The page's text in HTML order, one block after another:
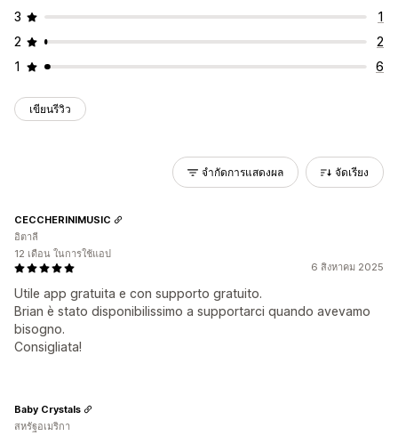
3
1
2
2
1
6
เขียนรีวิว
จำกัดการแสดงผล จัดเรียง
6 สิงหาคม 2025
Utile app gratuita e con supporto gratuito.
Brian è stato disponibilissimo a supportarci quando avevamo
bisogno.
Consigliata!
CECCHERINIMUSIC
อิตาลี
12 เดือน ในการใช้แอป
Baby Crystals
สหรัฐอเมริกา